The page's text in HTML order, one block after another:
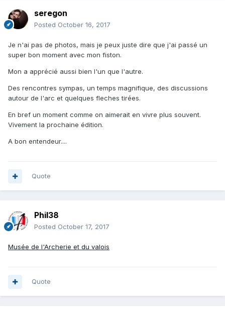
seregon
Posted October 16, 2017
Je n'ai pas de photos, mais je peux juste dire que j'ai passé un
super bon moment avec mon fiston.
Mon a apprécié aussi bien l'un que l'autre.
Des rencontres sympas, un temps magnifique, des discussions
autour de l'arc et quelques fleches tirées.
En bref un moment comme on aimerait en vivre plus souvent.
Vivement la prochaine édition.
A bon entendeur....
Quote
Phil38
Posted October 17, 2017
Musée de l'Archerie et du valois
Quote